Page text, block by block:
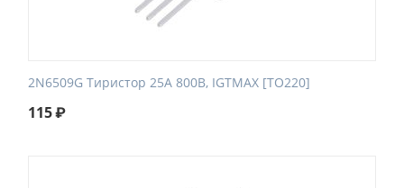
2N6509G Тиристор 25A 800В, IGTMAX [TO220]
115₽